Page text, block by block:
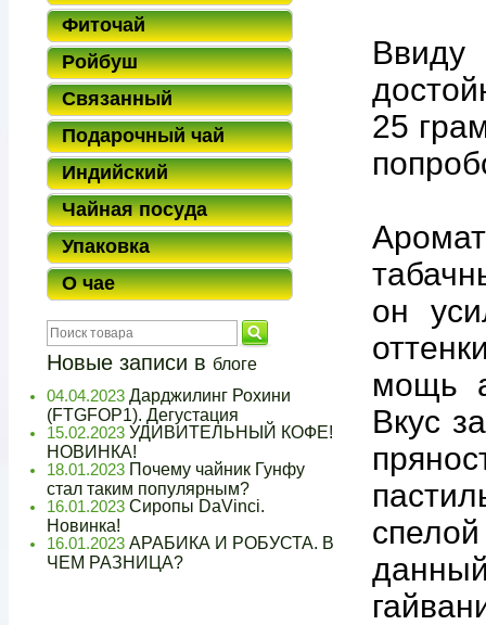
Фиточай
Ройбуш
Связанный
Подарочный чай
Индийский
Чайная посуда
Упаковка
О чае
Новые записи в блоге
04.04.2023 Дарджилинг Рохини
(FTGFOP1). Дегустация
15.02.2023 УДИВИТЕЛЬНЫЙ КОФЕ!
НОВИНКА!
18.01.2023 Почему чайник Гунфу
стал таким популярным?
16.01.2023 Сиропы DaVinci.
Новинка!
16.01.2023 АРАБИКА И РОБУСТА. В
ЧЕМ РАЗНИЦА?
25
он
мощь
Вкус